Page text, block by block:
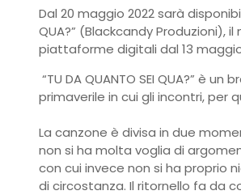
Dal 20 maggio 2022 sarà
QUA?” (Blackcandy Produzioni),
piattaforme digitali dal 13
“TU DA QUANTO SEI QUA?” è
primaverile in cui gli incontri, per
La canzone è divisa in due
non si ha molta voglia di
con cui invece non si ha proprio
di circostanza. Il ritornello fa da